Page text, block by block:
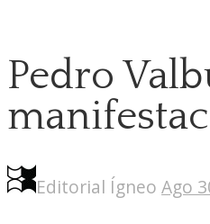
Pedro
Editorial Ígneo Ago